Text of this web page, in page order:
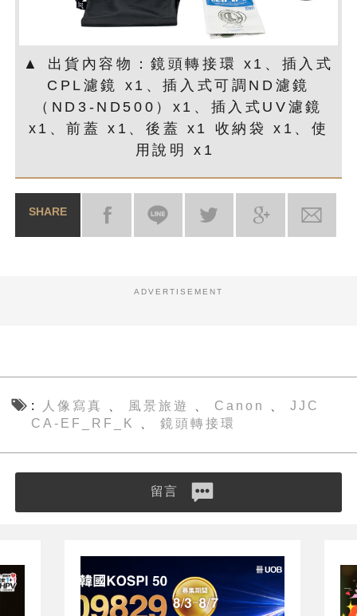
▲ 出貨內容物：鏡頭轉接環 x1、插入式
CPL濾鏡 x1、插入式可調ND濾鏡
（ND3-ND500）x1、插入式UV濾鏡
x1、前蓋 x1、後蓋 x1 收納袋 x1、使
用說明 x1
SHARE
ADVERTISEMENT
人像寫真 風景旅遊 Canon
JJC
CA-EF_RF_K
鏡頭轉接環
留言